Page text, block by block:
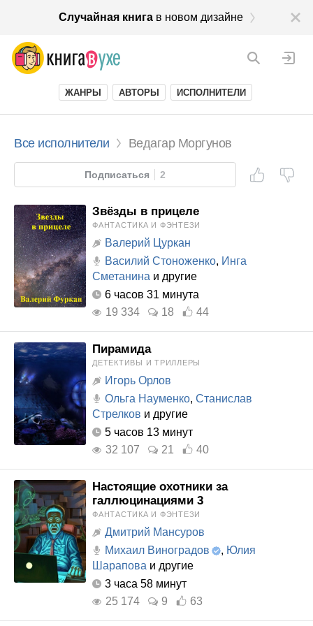
Случайная книгав новом дизайне
ЖАНРЫ АВТОРЫ ИСПОЛНИТЕЛИ
Все исполнители Ведагар Моргунов
Подписаться 2
Звёзды в прицеле
ФАНТАСТИКА И ФЭНТЕЗИ
Валерий Цуркан
Василий Стоноженко, Инга
Сметанина и другие
6 часов 31 минута
19 334
18 44
Пирамида
ДЕТЕКТИВЫ И ТРИЛЛЕРЫ
Игорь Орлов
Ольга Науменко, Станислав
Стрелков и другие
5 часов 13 минут
32 107
21 40
Настоящие охотники за
галлюцинациями 3
ФАНТАСТИКА И ФЭНТЕЗИ
Дмитрий Мансуров
Михаил Виноградов
, Юлия
Шарапова и другие
3 часа 58 минут
25 174
9 63